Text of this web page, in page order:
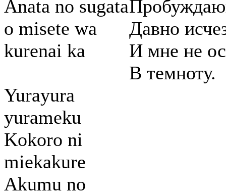
Anata no sugata
o misete wa
kurenai ka
Yurayura
yurameku
Kokoro ni
miekakure
Akumu no
Давно
И мне не
В темноту.